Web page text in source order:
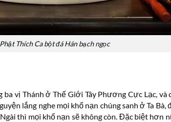
Thích Ca bột đá Hán bạch ngọc
vị Thánh ở Thế Giới Tây Phương Cực Lạc,
lắng nghe mọi khổ nạn chúng sanh ở Ta
thì mọi khổ nạn sẽ không còn. Đặc biệt hơn